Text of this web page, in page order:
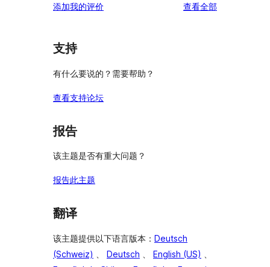
价
评
星
价
1
评
添加我的评价 查看全部评
支持
有什么要说的？需要帮助？
查看支持论坛
报告
该主题是否有重大问题？
报告此主题
翻译
该主题提供以下语言版本： Deutsch
(Schweiz)
Deutsch English (US)